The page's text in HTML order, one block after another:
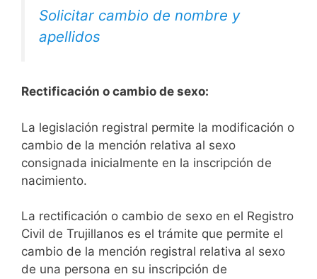
Solicitar cambio de nombre y
apellidos
Rectificación o cambio de sexo:
La legislación registral permite la modificación o
cambio de la mención relativa al sexo
consignada inicialmente en la inscripción de
nacimiento.
La rectificación o cambio de sexo en el Registro
Civil de Trujillanos es el trámite que permite el
cambio de la mención registral relativa al sexo
de una persona en su inscripción de